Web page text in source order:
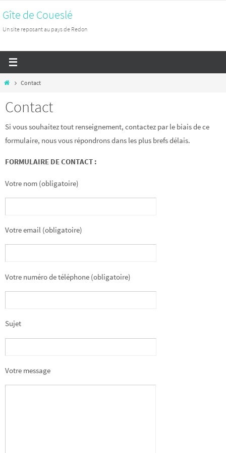
vers
le
Gîte de Coueslé
Un site reposant au pays de Redon
HomeContact
Contact
Si vous souhaitez tout renseignement, contactez par le biais de ce
formulaire, nous vous répondrons dans les plus brefs délais.
FORMULAIRE DE CONTACT :
Votre nom (obligatoire)
Votre email (obligatoire)
Votre numéro de téléphone (obligatoire)
Sujet
Votre message